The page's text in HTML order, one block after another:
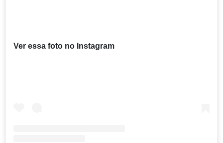
Ver essa foto no Instagram